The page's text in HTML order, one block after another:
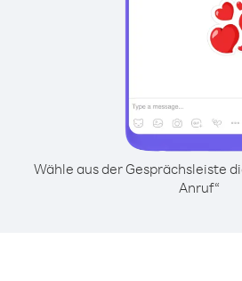
Wähle aus der Gesprächsleiste
Anruf“